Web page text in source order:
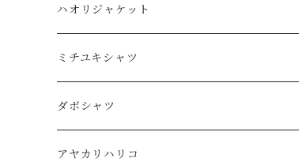
長袖
XL
L
半袖
XL
L
ハオリジャケット
L
M
S
ミチユキシャツ
L
M
ダボシャツ
柿渋
アヤカリハリコ